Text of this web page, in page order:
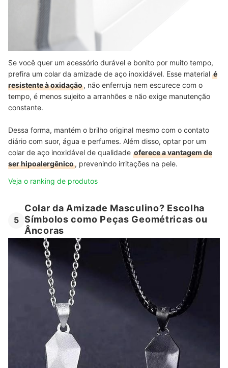
Se você quer um acessório durável e bonito por muito tempo,
prefira um colar da amizade de aço inoxidável. Esse material é
resistente à oxidação, não enferruja nem escurece com o
tempo, é menos sujeito a arranhões e não exige manutenção
constante.
Dessa forma, mantém o brilho original mesmo com o contato
diário com suor, água e perfumes. Além disso, optar por um
colar de aço inoxidável de qualidade oferece a vantagem de
ser hipoalergênico, prevenindo irritações na pele.
Veja o ranking de produtos
5
Colar da Amizade Masculino? Escolha
Símbolos como Peças Geométricas ou
Âncoras